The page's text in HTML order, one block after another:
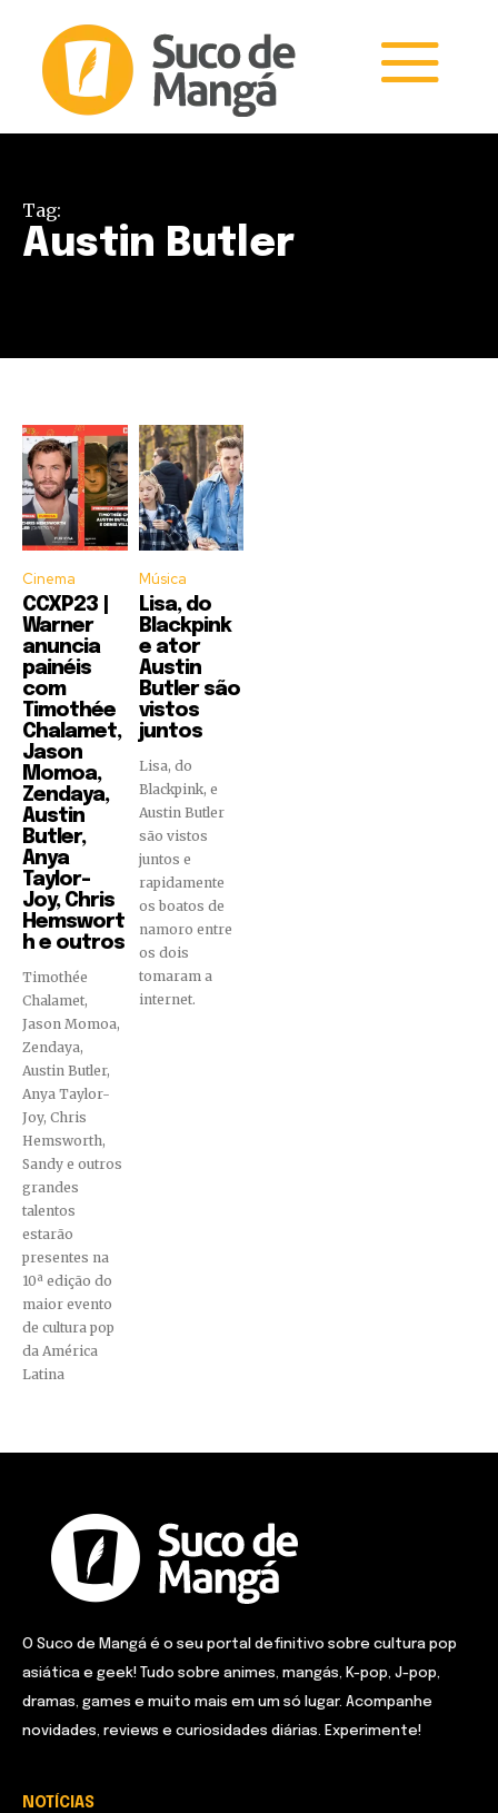
Tag:
Austin Butler
Cinema
CCXP23 |
Warner
anuncia
painéis
com
Timothée
Chalamet,
Jason
Momoa,
Zendaya,
Austin
Butler,
Anya
Taylor-
Joy, Chris
Hemswort
h e outros
Timothée
Chalamet,
Jason Momoa,
Zendaya,
Austin Butler,
Anya Taylor-
Joy, Chris
Hemsworth,
Sandy e outros
grandes
talentos
estarão
presentes na
10ª edição do
maior evento
de cultura pop
da América
Latina
Música
Lisa, do
Blackpink
e ator
Austin
Butler são
vistos
juntos
Lisa, do
Blackpink, e
Austin Butler
são vistos
juntos e
rapidamente
os boatos de
namoro entre
os dois
tomaram a
internet.
O Suco de Mangá é o seu portal definitivo sobre cultura pop
asiática e geek! Tudo sobre animes, mangás, K-pop, J-pop,
dramas, games e muito mais em um só lugar. Acompanhe
novidades, reviews e curiosidades diárias. Experimente!
NOTÍCIAS